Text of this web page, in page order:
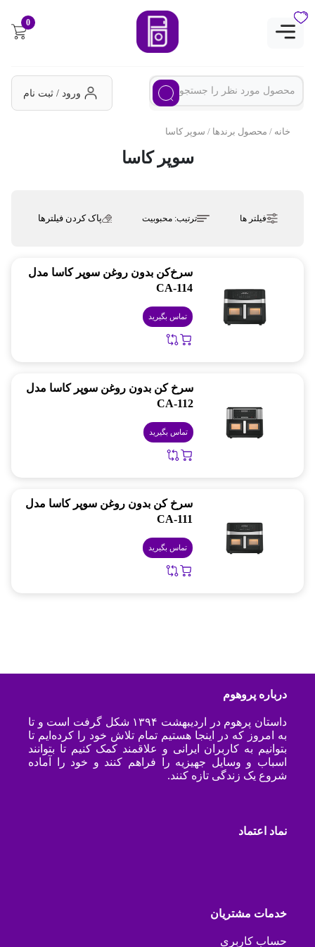
0
ورود / ثبت نام
خانه / محصول برندها / سوپر کاسا
سوپر کاسا
فیلتر ها ترتیب:محبوبیت پاک کردن فیلترها
سرخ‌کن بدون روغن سوپر کاسا مدل
CA-114
تماس بگیرید
سرخ کن بدون روغن سوپر کاسا مدل
CA-112
تماس بگیرید
سرخ کن بدون روغن سوپر کاسا مدل
CA-111
تماس بگیرید
درباره پروهوم
داستان پرهوم در اردیبهشت ۱۳۹۴ شکل گرفت است و تا
به امروز که در اینجا هستیم تمام تلاش خود را کرده‌ایم تا
بتوانیم به کاربران ایرانی و علاقمند کمک کنیم تا بتوانند
اسباب و وسایل جهیزیه را فراهم کنند و خود را آماده
شروع یک زندگی تازه کنند.
نماد اعتماد
خدمات مشتریان
حساب کاربری